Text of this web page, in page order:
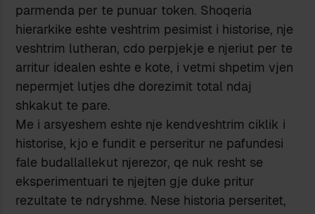
parmenda per te punuar token. Shoqeria
hierarkike eshte veshtrim pesimist i historise, nje
veshtrim lutheran, cdo perpjekje e njeriut per te
arritur idealen eshte e kote, i vetmi shpetim vjen
nepermjet lutjes dhe dorezimit total ndaj
shkakut te pare.
Me i arsyeshem eshte nje kendveshtrim ciklik i
historise, kjo e fundit e perseritur ne pafundesi
fale budallallekut njerezor, qe nuk resht se
eksperimentuari te njejten gje duke pritur
rezultate te ndryshme. Nese historia perseritet,